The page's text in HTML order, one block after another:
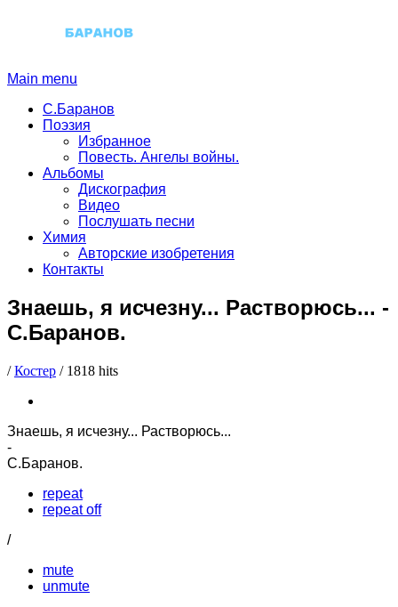
Main menu
С.Баранов
Поэзия
Избранное
Повесть. Ангелы войны.
Альбомы
Дискография
Видео
Послушать песни
Химия
Авторские изобретения
Контакты
Знаешь, я исчезну... Растворюсь... -
С.Баранов.
/ Костер /1818 hits
Знаешь, я исчезну... Растворюсь...
-
С.Баранов.
repeat
repeat off
/
mute
unmute